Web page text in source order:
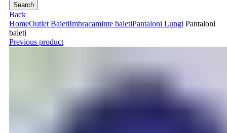
Search
Back
HomeOutlet BaietiImbracaminte baietiPantaloni Lungi Pantaloni
baieti
Previous product